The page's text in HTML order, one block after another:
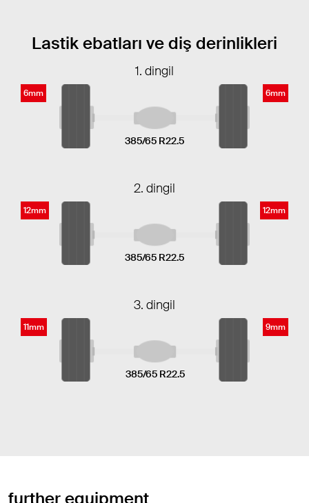
Lastik ebatları ve diş derinlikleri
1. dingil
6mm
385/65 R22.5
6mm
2. dingil
12mm
385/65 R22.5
12mm
3. dingil
11mm
385/65 R22.5
9mm
further equipment